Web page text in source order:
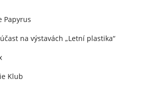
Papyrus
na výstavách „Letní plastika“
Klub